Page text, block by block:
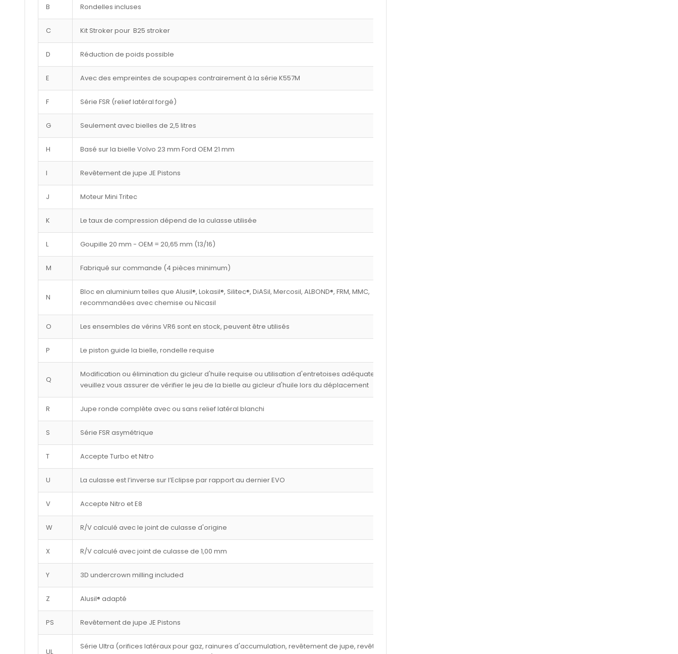
B Rondelles incluses
C Kit Stroker pour B25 stroker
D Réduction de poids possible
E Avec des empreintes de soupapes contrairement à la série K557M
F Série FSR (relief latéral forgé)
G Seulement avec bielles de 2,5 litres
H Basé sur la bielle Volvo 23 mm Ford OEM 21 mm
I Revêtement de jupe JE Pistons
J Moteur Mini Tritec
K Le taux de compression dépend de la culasse utilisée
L Goupille 20 mm - OEM = 20,65 mm (13/16)
M Fabriqué sur commande (4 pièces minimum)
N
Bloc en aluminium telles que Alusil®, Lokasil®, Silitec®, DiASil, Mercosil, ALBOND®, FRM, MMC,
recommandées avec chemise ou Nicasil
O Les ensembles de vérins VR6 sont en stock, peuvent être utilisés
P Le piston guide la bielle, rondelle requise
Q
Modification ou élimination du gicleur d'huile requise ou utilisation d'entretoises adéquates,
veuillez vous assurer de vérifier le jeu de la bielle au gicleur d'huile lors du déplacement
R Jupe ronde complète avec ou sans relief latéral blanchi
S Série FSR asymétrique
T Accepte Turbo et Nitro
U La culasse est l’inverse sur l’Eclipse par rapport au dernier EVO
V Accepte Nitro et E8
W R/V calculé avec le joint de culasse d'origine
X R/V calculé avec joint de culasse de 1,00 mm
Y 3D undercrown milling included
Z Alusil® adapté
PS Revêtement de jupe JE Pistons
UL
Série Ultra (orifices latéraux pour gaz, rainures d'accumulation, revêtement de jupe, revêtement